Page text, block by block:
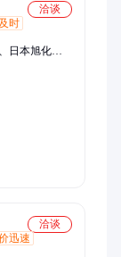
洽谈
时
日本旭化成
盛pa66、美
pom、韩国乐
阿科玛pvdf、
poe、云天化
洽谈
迅速